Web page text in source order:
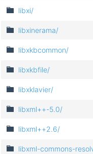
libxi/
libxinerama/
libxkbcommon/
libxkbfile/
libxklavier/
libxml++-5.0/
libxml++2.6/
libxml-commons-